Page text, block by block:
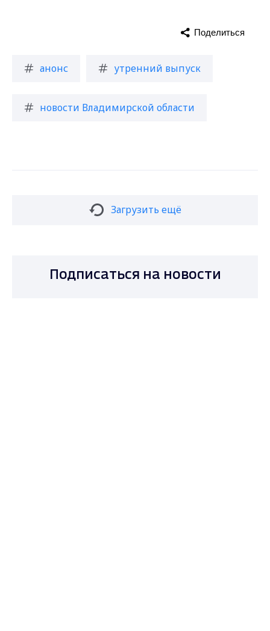
анонс утренний выпуск
новости Владимирской области
Поделиться
Загрузить ещё
Подписаться на новости